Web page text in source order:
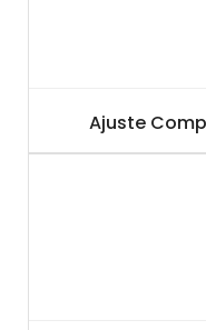
Ajuste